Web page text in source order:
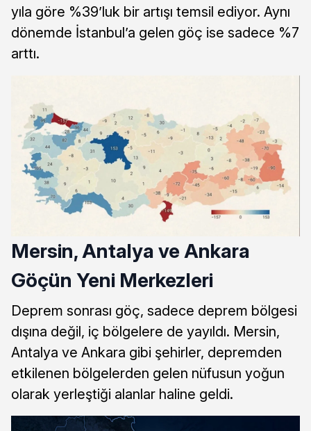
yıla göre %39’luk bir artışı temsil ediyor. Aynı
dönemde İstanbul’a gelen göç ise sadece %7
arttı.
Mersin, Antalya ve Ankara
Göçün Yeni Merkezleri
Deprem sonrası göç, sadece deprem bölgesi
dışına değil, iç bölgelere de yayıldı. Mersin,
Antalya ve Ankara gibi şehirler, depremden
etkilenen bölgelerden gelen nüfusun yoğun
olarak yerleştiği alanlar haline geldi.